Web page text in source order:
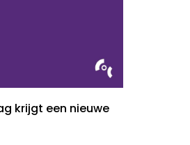
krijgt een nieuwe